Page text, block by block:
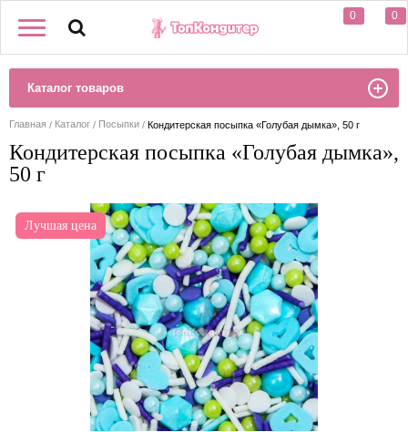
0 0
Каталог товаров
Главная Каталог Посыпки Кондитерская посыпка «Голубая дымка», 50 г
Кондитерская посыпка «Голубая дымка»,
50 г
Лучшая цена